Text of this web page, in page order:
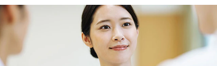
お問い合わせください
（休憩60分）
詳細を見る